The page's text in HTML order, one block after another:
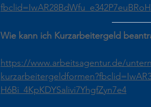
Wie kann ich Kurzarbeitergeld
https://www.arbeitsagentur.de/
H6Bi_4KpKDYSalivi7YhgfZyn7e4